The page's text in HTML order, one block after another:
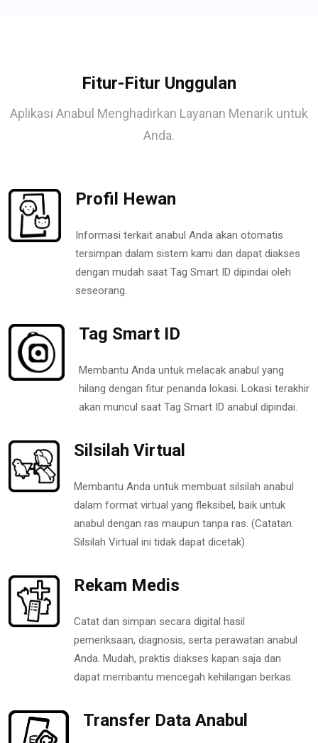
Fitur-Fitur Unggulan
Aplikasi Anabul Menghadirkan Layanan Menarik untuk
Anda.
Profil Hewan
Informasi terkait anabul Anda akan otomatis
tersimpan dalam sistem kami dan dapat diakses
dengan mudah saat Tag Smart ID dipindai oleh
seseorang.
Tag Smart ID
Membantu Anda untuk melacak anabul yang
hilang dengan fitur penanda lokasi. Lokasi terakhir
akan muncul saat Tag Smart ID anabul dipindai.
Silsilah Virtual
Membantu Anda untuk membuat silsilah anabul
dalam format virtual yang fleksibel, baik untuk
anabul dengan ras maupun tanpa ras. (Catatan:
Silsilah Virtual ini tidak dapat dicetak).
Rekam Medis
Catat dan simpan secara digital hasil
pemeriksaan, diagnosis, serta perawatan anabul
Anda. Mudah, praktis diakses kapan saja dan
dapat membantu mencegah kehilangan berkas.
Transfer Data Anabul